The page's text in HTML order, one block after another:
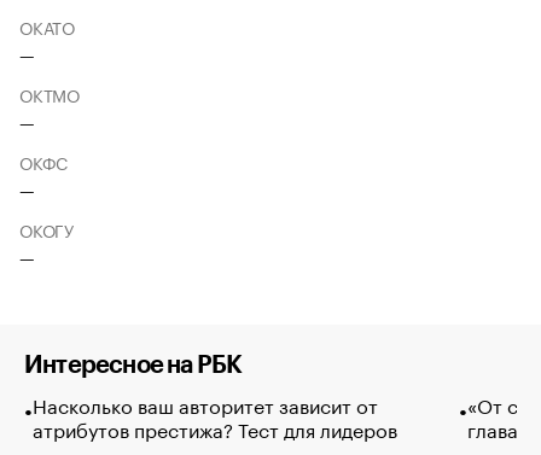
ОКАТО
—
ОКТМО
—
ОКФС
—
ОКОГУ
—
Интересное на РБК
Насколько ваш авторитет зависит от
атрибутов престижа? Тест для лидеров
«От
глава